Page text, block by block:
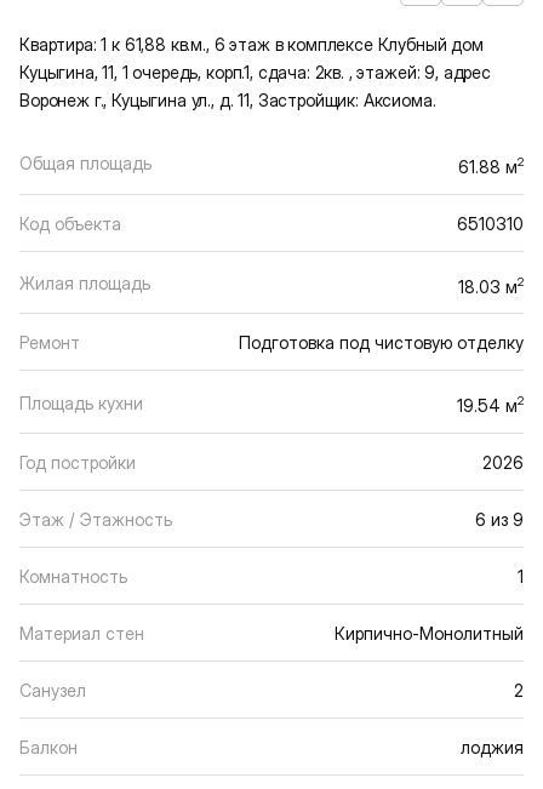
Квартира: 1 к 61,88 кв.м., 6 этаж в комплексе Клубный дом
Куцыгина, 11, 1 очередь, корп.1, сдача: 2кв. , этажей: 9, адрес
Воронеж г., Куцыгина ул., д. 11, Застройщик: Аксиома.
Общая площадь 61.88 м2
Код объекта 6510310
Жилая площадь 18.03 м2
Ремонт Подготовка под чистовую отделку
Площадь кухни 19.54 м2
Год постройки 2026
Этаж / Этажность 6 из 9
Комнатность 1
Материал стен Кирпично-Монолитный
Санузел 2
Балкон лоджия